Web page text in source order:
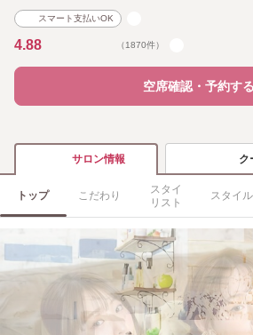
スマート支払いOK
4.88 （1870件）
空席確認・予約する
サロン情報 ク
トップ こだわり
スタイ
リスト
スタイル